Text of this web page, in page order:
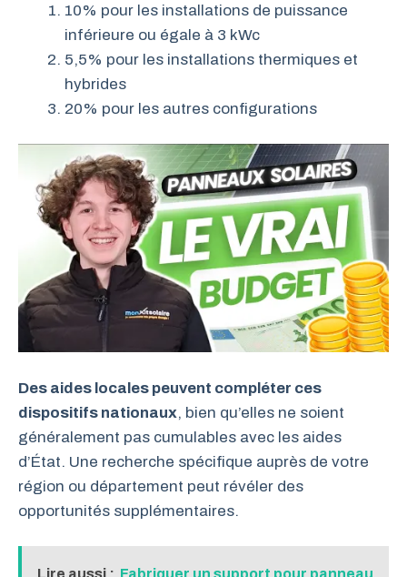
10% pour les installations de puissance
inférieure ou égale à 3 kWc
5,5% pour les installations thermiques et
hybrides
20% pour les autres configurations
Des aides locales peuvent compléter ces
dispositifs nationaux, bien qu’elles ne soient
généralement pas cumulables avec les aides
d’État. Une recherche spécifique auprès de votre
région ou département peut révéler des
opportunités supplémentaires.